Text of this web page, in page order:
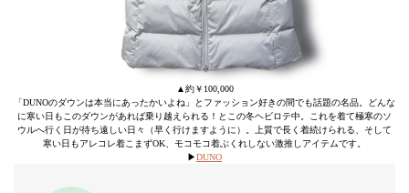
▲約￥100,000
「DUNOのダウンは本当にあったかいよね」とファッション好きの間でも話題の名品。どんな
に寒い日もこのダウンがあれば乗り越えられる！とこの冬ヘビロテ中。これを着て極寒のソ
ウルへ行く日が待ち遠しい日々（早く行けますように）。上質で長く着続けられる、そして
寒い日もアレコレ着こまずOK、モコモコ着ぶくれしない激推しアイテムです。
▶︎DUNO